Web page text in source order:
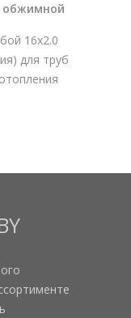
обжимной
16х2.0
для труб